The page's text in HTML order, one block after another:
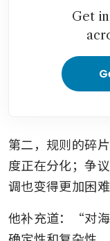
Get
第二，规则的碎
度正在分化；争
调也变得更加困难
他补充道：“对